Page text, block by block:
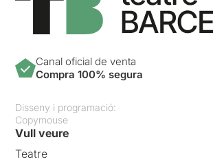
Canal oficial de venta
Compra 100% segura
Disseny i programació:
Copymouse
Vull veure
Teatre